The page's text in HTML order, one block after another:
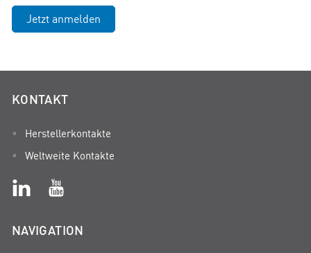
Jetzt anmelden
KONTAKT
Herstellerkontakte
Weltweite Kontakte
NAVIGATION